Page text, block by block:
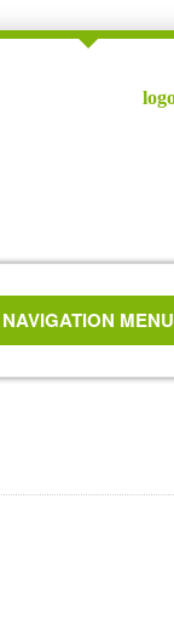
TOGGLE
NAVIGATION
NAVIGATION MENU